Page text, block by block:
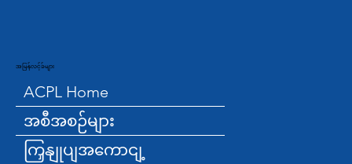
အမြန်လင့်ခ်များ
ACPL Home
အစီအစဉ်များ
ကြှနျုပျအကောငျ့